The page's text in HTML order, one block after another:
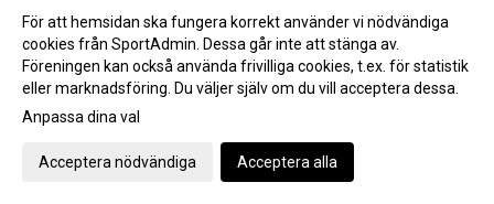
Då var det dags att sparka igång Breddturneringen
SM-dagarna avslutades med optimal glädje 2018-03-11 17:46
Vimmerby Sparbank och Vimmerby IF arrangerar återigen
breddturneringen
För att hemsidan ska fungera korrekt använder vi nödvändiga
cookies från SportAdmin. Dessa går inte att stänga av.
Föreningen kan också använda frivilliga cookies, t.ex. för statistik
eller marknadsföring. Du väljer själv om du vill acceptera dessa.
Anpassa dina val
Acceptera nödvändiga Acceptera alla